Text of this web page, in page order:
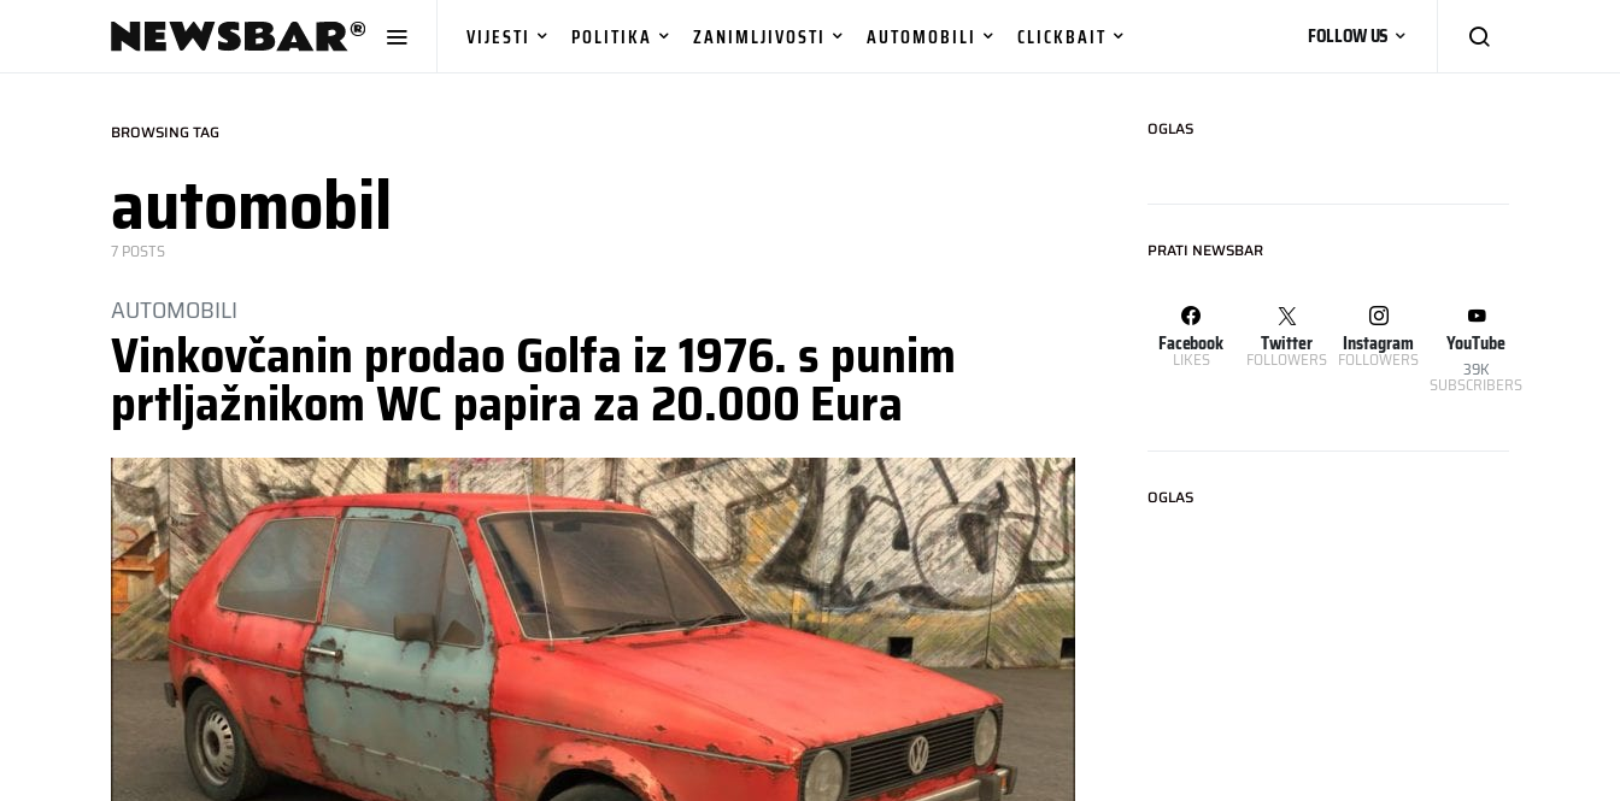
VIJESTI POLITIKA ZANIMLJIVOSTI AUTOMOBILI CLICKBAIT FOLLOW US
BROWSING TAG
automobil
7 POSTS
AUTOMOBILI
Vinkovčanin prodao Golfa iz 1976. s punim
prtljažnikom WC papira za 20.000 Eura
OGLAS
PRATI NEWSBAR
Facebook
LIKES
Twitter
FOLLOWERS
Instagram
FOLLOWERS
YouTube
39K
SUBSCRIBERS
OGLAS